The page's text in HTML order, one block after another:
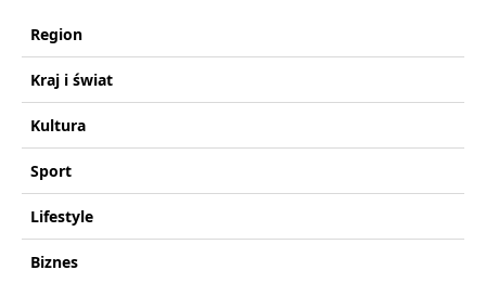
Region
Kraj i świat
Kultura
Sport
Lifestyle
Biznes